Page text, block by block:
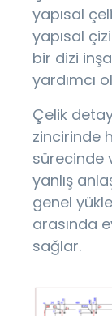
yapısal
yapısal
bir dizi
yardımcı
Çelik
zincirinde
sürecinde
yanlış
genel
arasında
sağlar.